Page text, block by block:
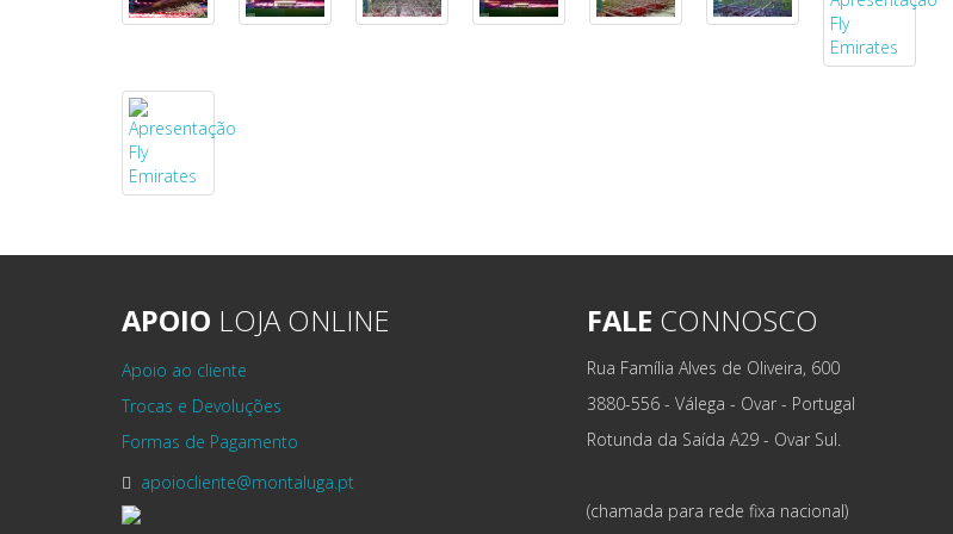
APOIO LOJA ONLINE
Apoio ao cliente
Trocas e Devoluções
Formas de Pagamento
apoiocliente@montaluga.pt
FALE CONNOSCO
Rua Família Alves de Oliveira, 600
3880-556 - Válega - Ovar - Portugal
Rotunda da Saída A29 - Ovar Sul.
(chamada para rede fixa nacional)